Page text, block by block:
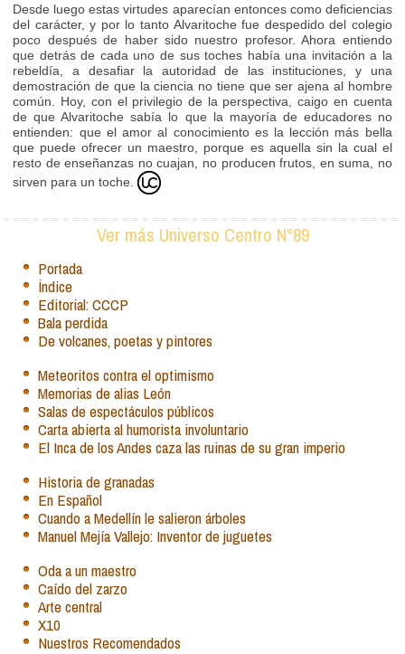
Desde luego estas virtudes aparecían entonces como deficiencias
del carácter, y por lo tanto Alvaritoche fue despedido del colegio
poco después de haber sido nuestro profesor. Ahora entiendo
que detrás de cada uno de sus toches había una invitación a la
rebeldía, a desafiar la autoridad de las instituciones, y una
demostración de que la ciencia no tiene que ser ajena al hombre
común. Hoy, con el privilegio de la perspectiva, caigo en cuenta
de que Alvaritoche sabía lo que la mayoría de educadores no
entienden: que el amor al conocimiento es la lección más bella
que puede ofrecer un maestro, porque es aquella sin la cual el
resto de enseñanzas no cuajan, no producen frutos, en suma, no
sirven para un toche.
Ver más Universo Centro N°89
Portada
Índice
Editorial: CCCP
Bala perdida
De volcanes, poetas y pintores
Meteoritos contra el optimismo
Memorias de alias León
Salas de espectáculos públicos
Carta abierta al humorista involuntario
El Inca de los Andes caza las ruinas de su gran imperio
Historia de granadas
En Español
Cuando a Medellín le salieron árboles
Manuel Mejía Vallejo: Inventor de juguetes
Oda a un maestro
Caído del zarzo
Arte central
X10
Nuestros Recomendados